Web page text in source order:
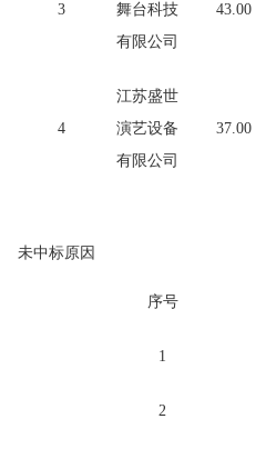
3
舞台科技
有限公司
43.00
4
江苏盛世
演艺设备
有限公司
37.00
未中标原因
序号
1
2